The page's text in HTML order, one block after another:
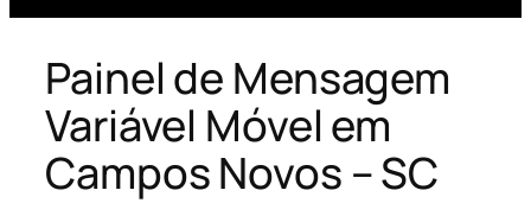
Painel de Mensagem
Variável Móvel em
Campos Novos – SC